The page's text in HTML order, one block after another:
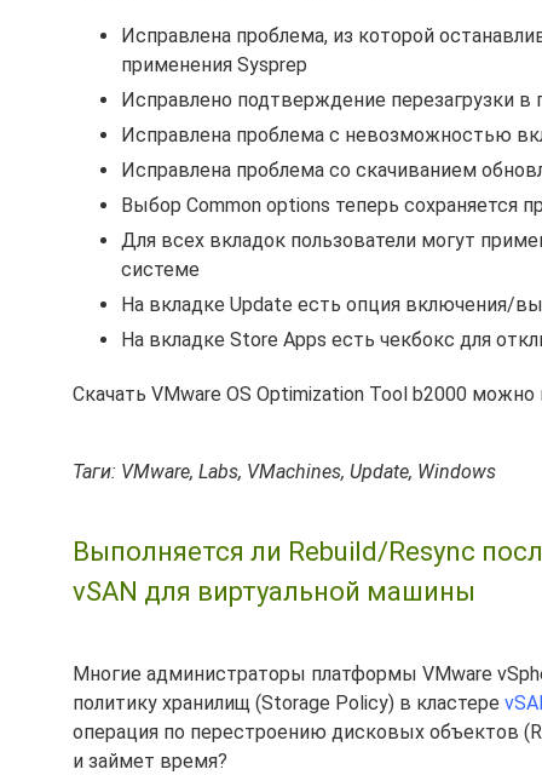
Исправлена проблема, из которой
применения Sysprep
Исправлено подтверждение перезагрузки в
Исправлена проблема с невозможностью
Исправлена проблема со скачиванием
Выбор Common options теперь сохраняется
Для всех вкладок пользователи могут
системе
На вкладке Update есть опция включения/
На вкладке Store Apps есть чекбокс для
Скачать VMware OS Optimization Tool b2000
Таги: VMware, Labs, VMachines, Update, Windows
Выполняется ли Rebuild/Resync
vSAN для виртуальной машины
Многие администраторы платформы VMware
политику хранилищ (Storage Policy) в кластере
операция по перестроению дисковых объектов
и займет время?